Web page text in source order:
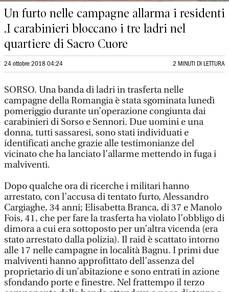
Un furto nelle campagne allarma i residenti
.I carabinieri bloccano i tre ladri nel
quartiere di Sacro Cuore
24 ottobre 2018 04:24 2 MINUTI DI LETTURA
SORSO. Una banda di ladri in trasferta nelle
campagne della Romangia è stata sgominata lunedì
pomeriggio durante un’operazione congiunta dai
carabinieri di Sorso e Sennori. Due uomini e una
donna, tutti sassaresi, sono stati individuati e
identificati anche grazie alle testimonianze del
vicinato che ha lanciato l’allarme mettendo in fuga i
malviventi.
Dopo qualche ora di ricerche i militari hanno
arrestato, con l’accusa di tentato furto, Alessandro
Cargiaghe, 34 anni; Elisabetta Branca, di 37 e Manolo
Fois, 41, che per fare la trasferta ha violato l’obbligo di
dimora a cui era sottoposto per un’altra vicenda (era
stato arrestato dalla polizia). Il raid è scattato intorno
alle 17 nelle campagne in località Bagnu. I primi due
malviventi hanno approfittato dell’assenza del
proprietario di un’abitazione e sono entrati in azione
sfondando porte e finestre. Nel frattempo il terzo